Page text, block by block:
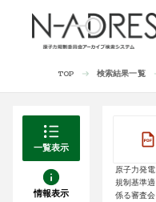
TOP 検索結果一覧
一覧表示
情報表示
原子力発
規制基準
係る審査